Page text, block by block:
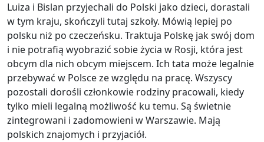
Luiza i Bislan przyjechali do Polski jako dzieci, dorastali
w tym kraju, skończyli tutaj szkoły. Mówią lepiej po
polsku niż po czeczeńsku. Traktuja Polskę jak swój dom
i nie potrafią wyobrazić sobie życia w Rosji, która jest
obcym dla nich obcym miejscem. Ich tata może legalnie
przebywać w Polsce ze względu na pracę. Wszyscy
pozostali dorośli członkowie rodziny pracowali, kiedy
tylko mieli legalną możliwość ku temu. Są świetnie
zintegrowani i zadomowieni w Warszawie. Mają
polskich znajomych i przyjaciół.